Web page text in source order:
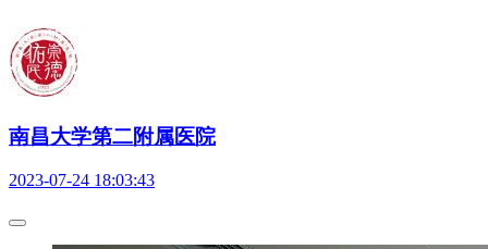
南昌大学第二附属医院
2023-07-24 18:03:43